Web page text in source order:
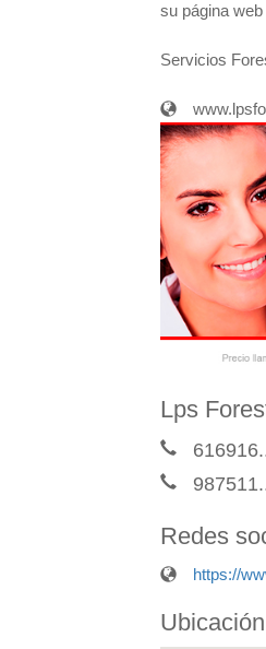
su página
Servicios
Lps
616916
987511
Redes
https://